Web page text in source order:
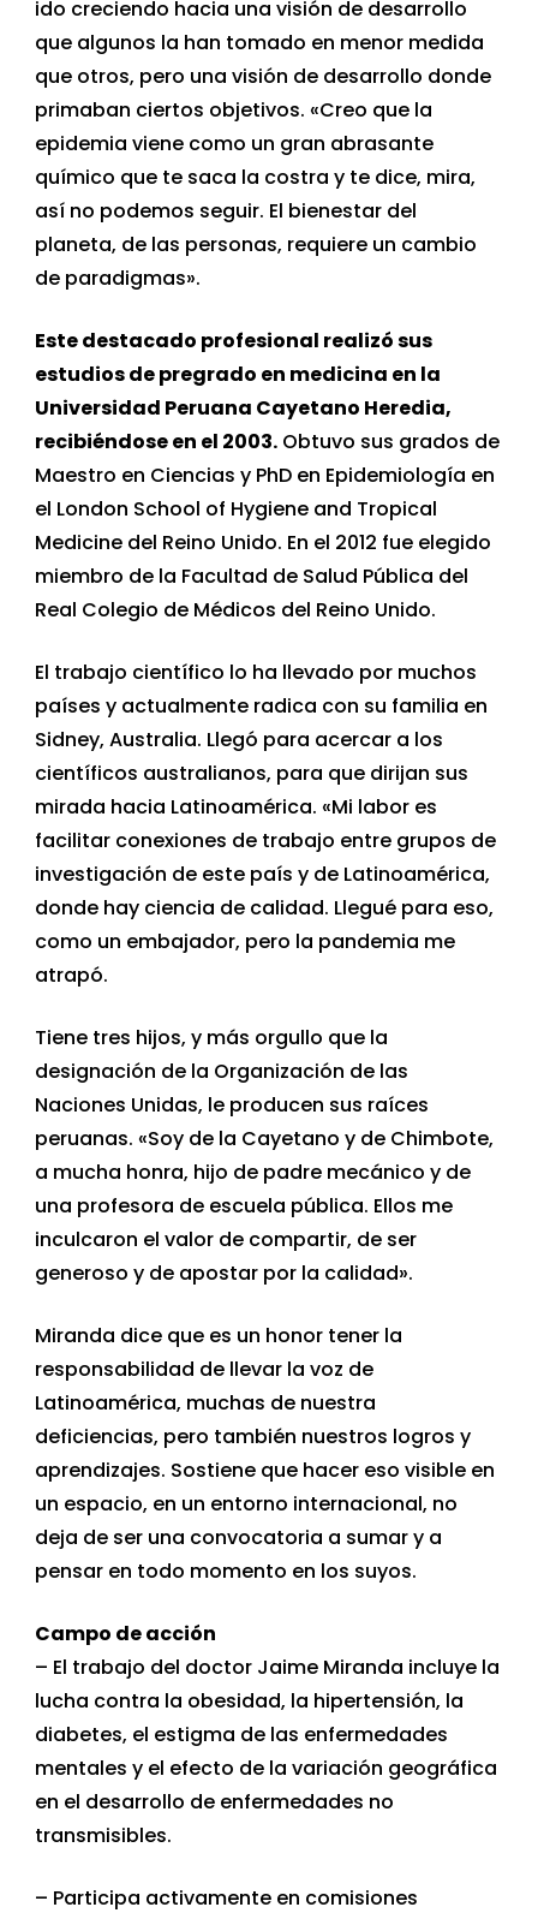
ido creciendo hacia una visión de desarrollo
que algunos la han tomado en menor medida
que otros, pero una visión de desarrollo donde
primaban ciertos objetivos. «Creo que la
epidemia viene como un gran abrasante
químico que te saca la costra y te dice, mira,
así no podemos seguir. El bienestar del
planeta, de las personas, requiere un cambio
de paradigmas».
Este destacado profesional realizó sus
estudios de pregrado en medicina en la
Universidad Peruana Cayetano Heredia,
recibiéndose en el 2003. Obtuvo sus grados de
Maestro en Ciencias y PhD en Epidemiología en
el London School of Hygiene and Tropical
Medicine del Reino Unido. En el 2012 fue elegido
miembro de la Facultad de Salud Pública del
Real Colegio de Médicos del Reino Unido.
El trabajo científico lo ha llevado por muchos
países y actualmente radica con su familia en
Sidney, Australia. Llegó para acercar a los
científicos australianos, para que dirijan sus
mirada hacia Latinoamérica. «Mi labor es
facilitar conexiones de trabajo entre grupos de
investigación de este país y de Latinoamérica,
donde hay ciencia de calidad. Llegué para eso,
como un embajador, pero la pandemia me
atrapó.
Tiene tres hijos, y más orgullo que la
designación de la Organización de las
Naciones Unidas, le producen sus raíces
peruanas. «Soy de la Cayetano y de Chimbote,
a mucha honra, hijo de padre mecánico y de
una profesora de escuela pública. Ellos me
inculcaron el valor de compartir, de ser
generoso y de apostar por la calidad».
Miranda dice que es un honor tener la
responsabilidad de llevar la voz de
Latinoamérica, muchas de nuestra
deficiencias, pero también nuestros logros y
aprendizajes. Sostiene que hacer eso visible en
un espacio, en un entorno internacional, no
deja de ser una convocatoria a sumar y a
pensar en todo momento en los suyos.
Campo de acción
– El trabajo del doctor Jaime Miranda incluye la
lucha contra la obesidad, la hipertensión, la
diabetes, el estigma de las enfermedades
mentales y el efecto de la variación geográfica
en el desarrollo de enfermedades no
transmisibles.
– Participa activamente en comisiones